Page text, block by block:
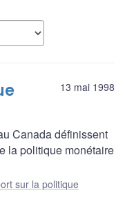
13 mai 1998
Canada définissent
la politique monétaire
sur la politique